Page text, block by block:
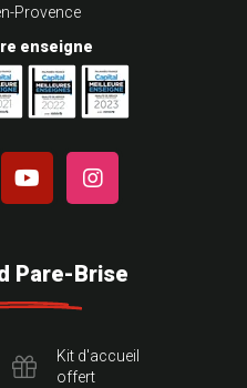
Provence
enseigne
Pare-Brise
Kit d'accueil
offert